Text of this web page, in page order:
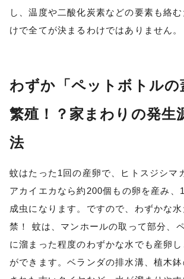
し、温度や二酸化炭素などの要素も絡
けで全てが決まるわけではありません。
わずか「ペットボトルの
繁殖！？家まわりの発生
法
蚊はたった1回の産卵で、ヒトスジシマ
アカイエカなら約200個もの卵を産み、
成虫になります。ですので、 わずかな
禁！
蚊は、マンホールの取って部分、
に溜まった程度のわずかな水でも産卵し
ができます。ベランダの排水溝、植木